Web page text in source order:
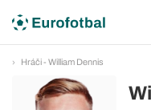
Hráči - William Dennis